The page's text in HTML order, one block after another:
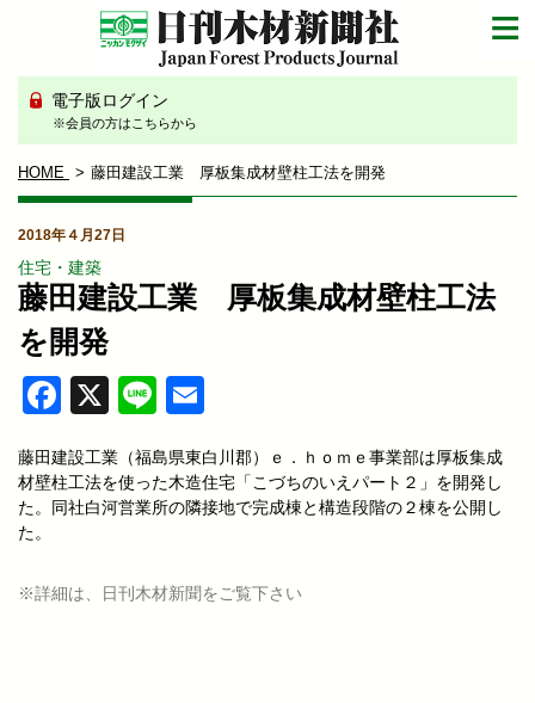
電子版ログイン
※会員の方はこちらから
HOME 藤田建設工業 厚板集成材壁柱工法を開発
2018年４月27日
住宅・建築
藤田建設工業 厚板集成材壁柱工法
を開発
Facebook
X Line
藤田建設工業（福島県東白川郡）ｅ．ｈｏｍｅ事業部は厚板集成
材壁柱工法を使った木造住宅「こづちのいえパート２」を開発し
た。同社白河営業所の隣接地で完成棟と構造段階の２棟を公開し
た。
※詳細は、日刊木材新聞をご覧下さい